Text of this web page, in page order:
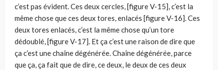
c’est pas évi­dent. Ces deux cercles, [figure V-15], c’est la
même chose que ces deux tores, enlacés [figure V-16]. Ces
deux tores enlacés, c’est la même chose qu’un tore
dédoublé, [figure V-17]. Et ça c’est une raison de dire que
ça c’est une chaîne dégénérée. Chaîne dégénérée, parce
que ça, ça fait que de dire, ce deux, le deux de ces deux